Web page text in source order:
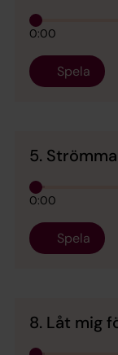
0:00
Spela
5.
0:00
Spela
8. Låt mig